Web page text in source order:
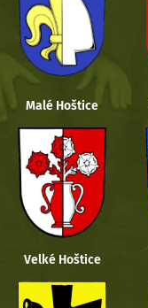
Malé Hoštice
Velké Hoštice